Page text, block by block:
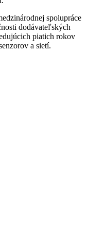
spolupráce
dodávateľských
piatich rokov
a sietí.